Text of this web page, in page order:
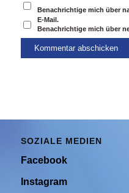
Benachrichtige mich über
E-Mail.
Benachrichtige mich über
SOZIALE MEDIEN
Facebook
Instagram